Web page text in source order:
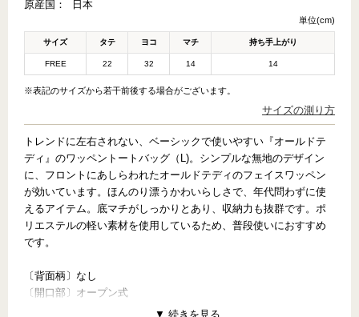
原産国：
日本
単位(cm)
サイズ タテ ヨコ マチ 持ち手上がり
FREE 22 32 14 14
※表記のサイズから若干前後する場合がございます。
サイズの測り方
トレンドに左右されない、ベーシックで使いやすい『オールドテ
ディ』のワッペントートバッグ（L)。シンプルな無地のデザイン
に、フロントにあしらわれたオールドテディのフェイスワッペン
が効いています。ほんのり漂うかわいらしさで、年代問わずに使
えるアイテム。底マチがしっかりとあり、収納力も抜群です。ポ
リエステルの軽い素材を使用しているため、普段使いにおすすめ
です。
〔背面柄〕なし
〔開口部〕オープン式
〔内ポケット〕オープンポケット×2（前面裏1、背面裏1）